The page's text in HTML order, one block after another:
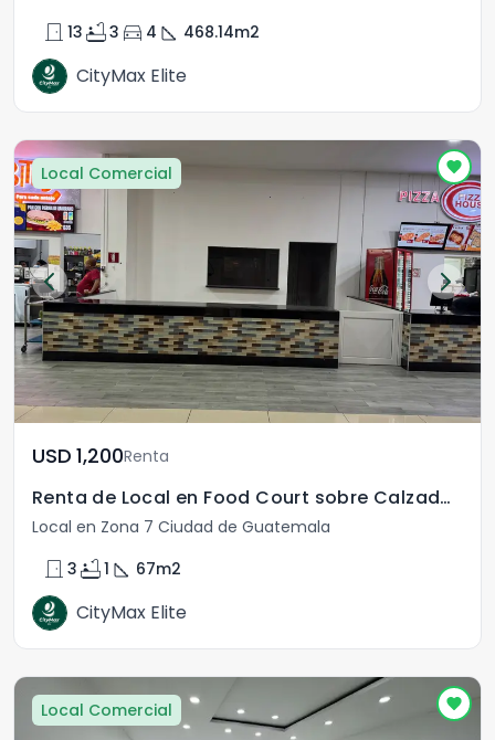
door_front 13 bathtub3 directions_car 4 square_foot 468.14m2
CityMax Elite
Local Comercial
USD	1,200Renta
Renta de Local en Food Court sobre Calzada Roosevelt
Local en Zona 7 Ciudad de Guatemala
door_front 3 bathtub1 square_foot 67m2
CityMax Elite
Local Comercial